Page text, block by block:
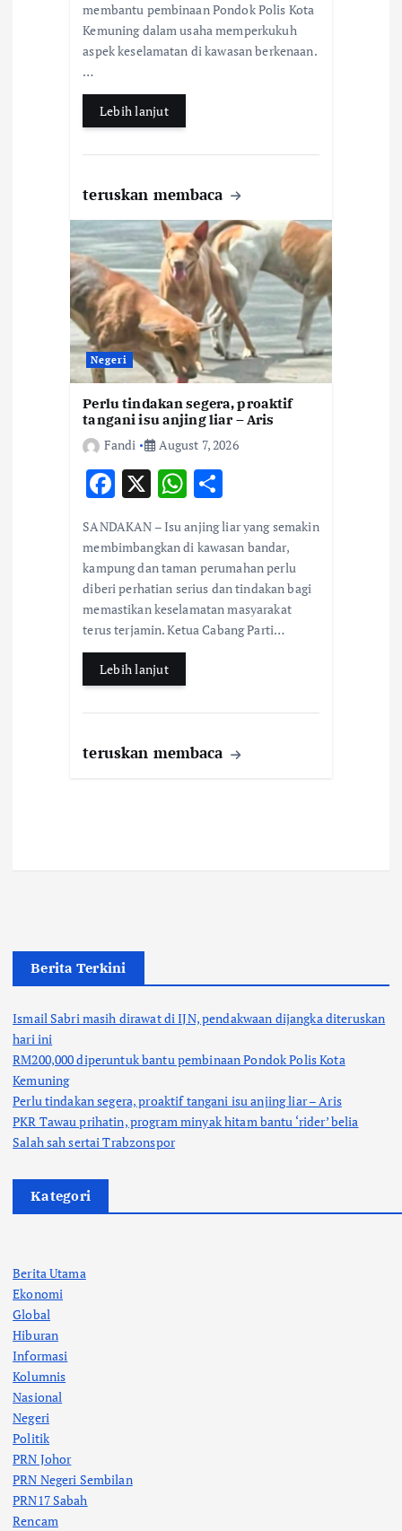
o
o
A
p
membantu pembinaan Pondok Polis Kota
Kemuning dalam usaha memperkukuh
aspek keselamatan di kawasan berkenaan.
…
Lebih lanjut
teruskan membaca
Negeri
Perlu tindakan segera, proaktif
tangani isu anjing liar – Aris
Fandi
August 7, 2026
F
ac
e
b
o
o
k
X W
h
at
s
A
p
h
ar
e
SANDAKAN – Isu anjing liar yang semakin
membimbangkan di kawasan bandar,
kampung dan taman perumahan perlu
diberi perhatian serius dan tindakan bagi
memastikan keselamatan masyarakat
terus terjamin. Ketua Cabang Parti…
Lebih lanjut
teruskan membaca
Berita Terkini
Ismail Sabri masih dirawat di IJN, pendakwaan dijangka diteruskan
hari ini
RM200,000 diperuntuk bantu pembinaan Pondok Polis Kota
Kemuning
Perlu tindakan segera, proaktif tangani isu anjing liar – Aris
PKR Tawau prihatin, program minyak hitam bantu ‘rider’ belia
Salah sah sertai Trabzonspor
Kategori
Berita Utama
Ekonomi
Global
Hiburan
Informasi
Kolumnis
Nasional
Negeri
Politik
PRN Johor
PRN Negeri Sembilan
PRN17 Sabah
Rencam